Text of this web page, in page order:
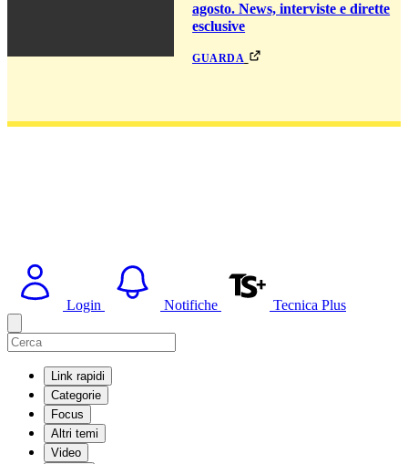
agosto. News, interviste e dirette
esclusive
guarda
Login Notifiche Tecnica Plus
Link rapidi
Categorie
Focus
Altri temi
Video